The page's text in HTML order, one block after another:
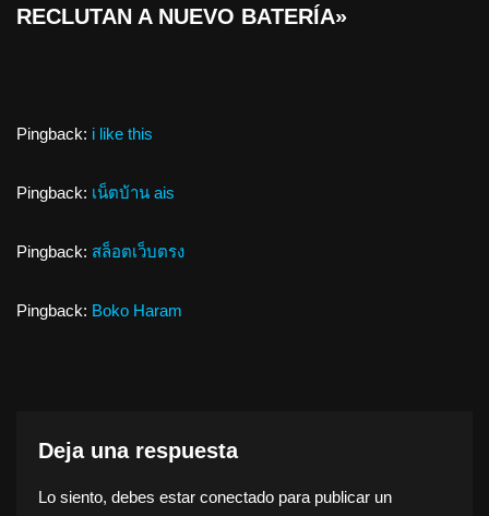
RECLUTAN A NUEVO BATERÍA»
Pingback: i like this
Pingback: เน็ตบ้าน ais
Pingback: สล็อตเว็บตรง
Pingback: Boko Haram
Deja una respuesta
Lo siento, debes estar conectado para publicar un